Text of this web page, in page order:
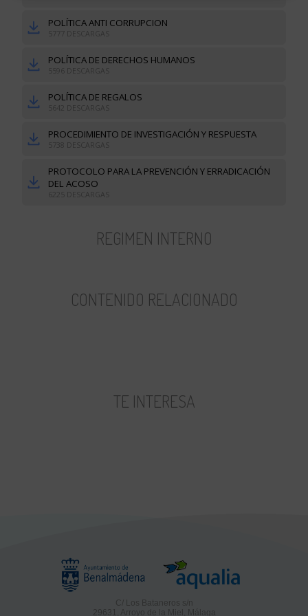
POLÍTICA ANTI CORRUPCION
5777 DESCARGAS
POLÍTICA DE DERECHOS HUMANOS
5596 DESCARGAS
POLÍTICA DE REGALOS
5642 DESCARGAS
PROCEDIMIENTO DE INVESTIGACIÓN Y RESPUESTA
5738 DESCARGAS
PROTOCOLO PARA LA PREVENCIÓN Y ERRADICACIÓN
DEL ACOSO
6225 DESCARGAS
REGIMEN INTERNO
CONTENIDO RELACIONADO
TE INTERESA
C/ Los Bataneros s/n
29631, Arroyo de la Miel, Málaga